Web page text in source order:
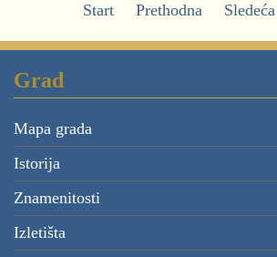
Start Prethodna Sledeća
Grad
Mapa grada
Istorija
Znamenitosti
Izletišta